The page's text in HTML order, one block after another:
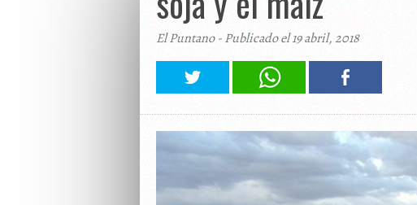
El Puntano - Publicado el 19 abril, 2018